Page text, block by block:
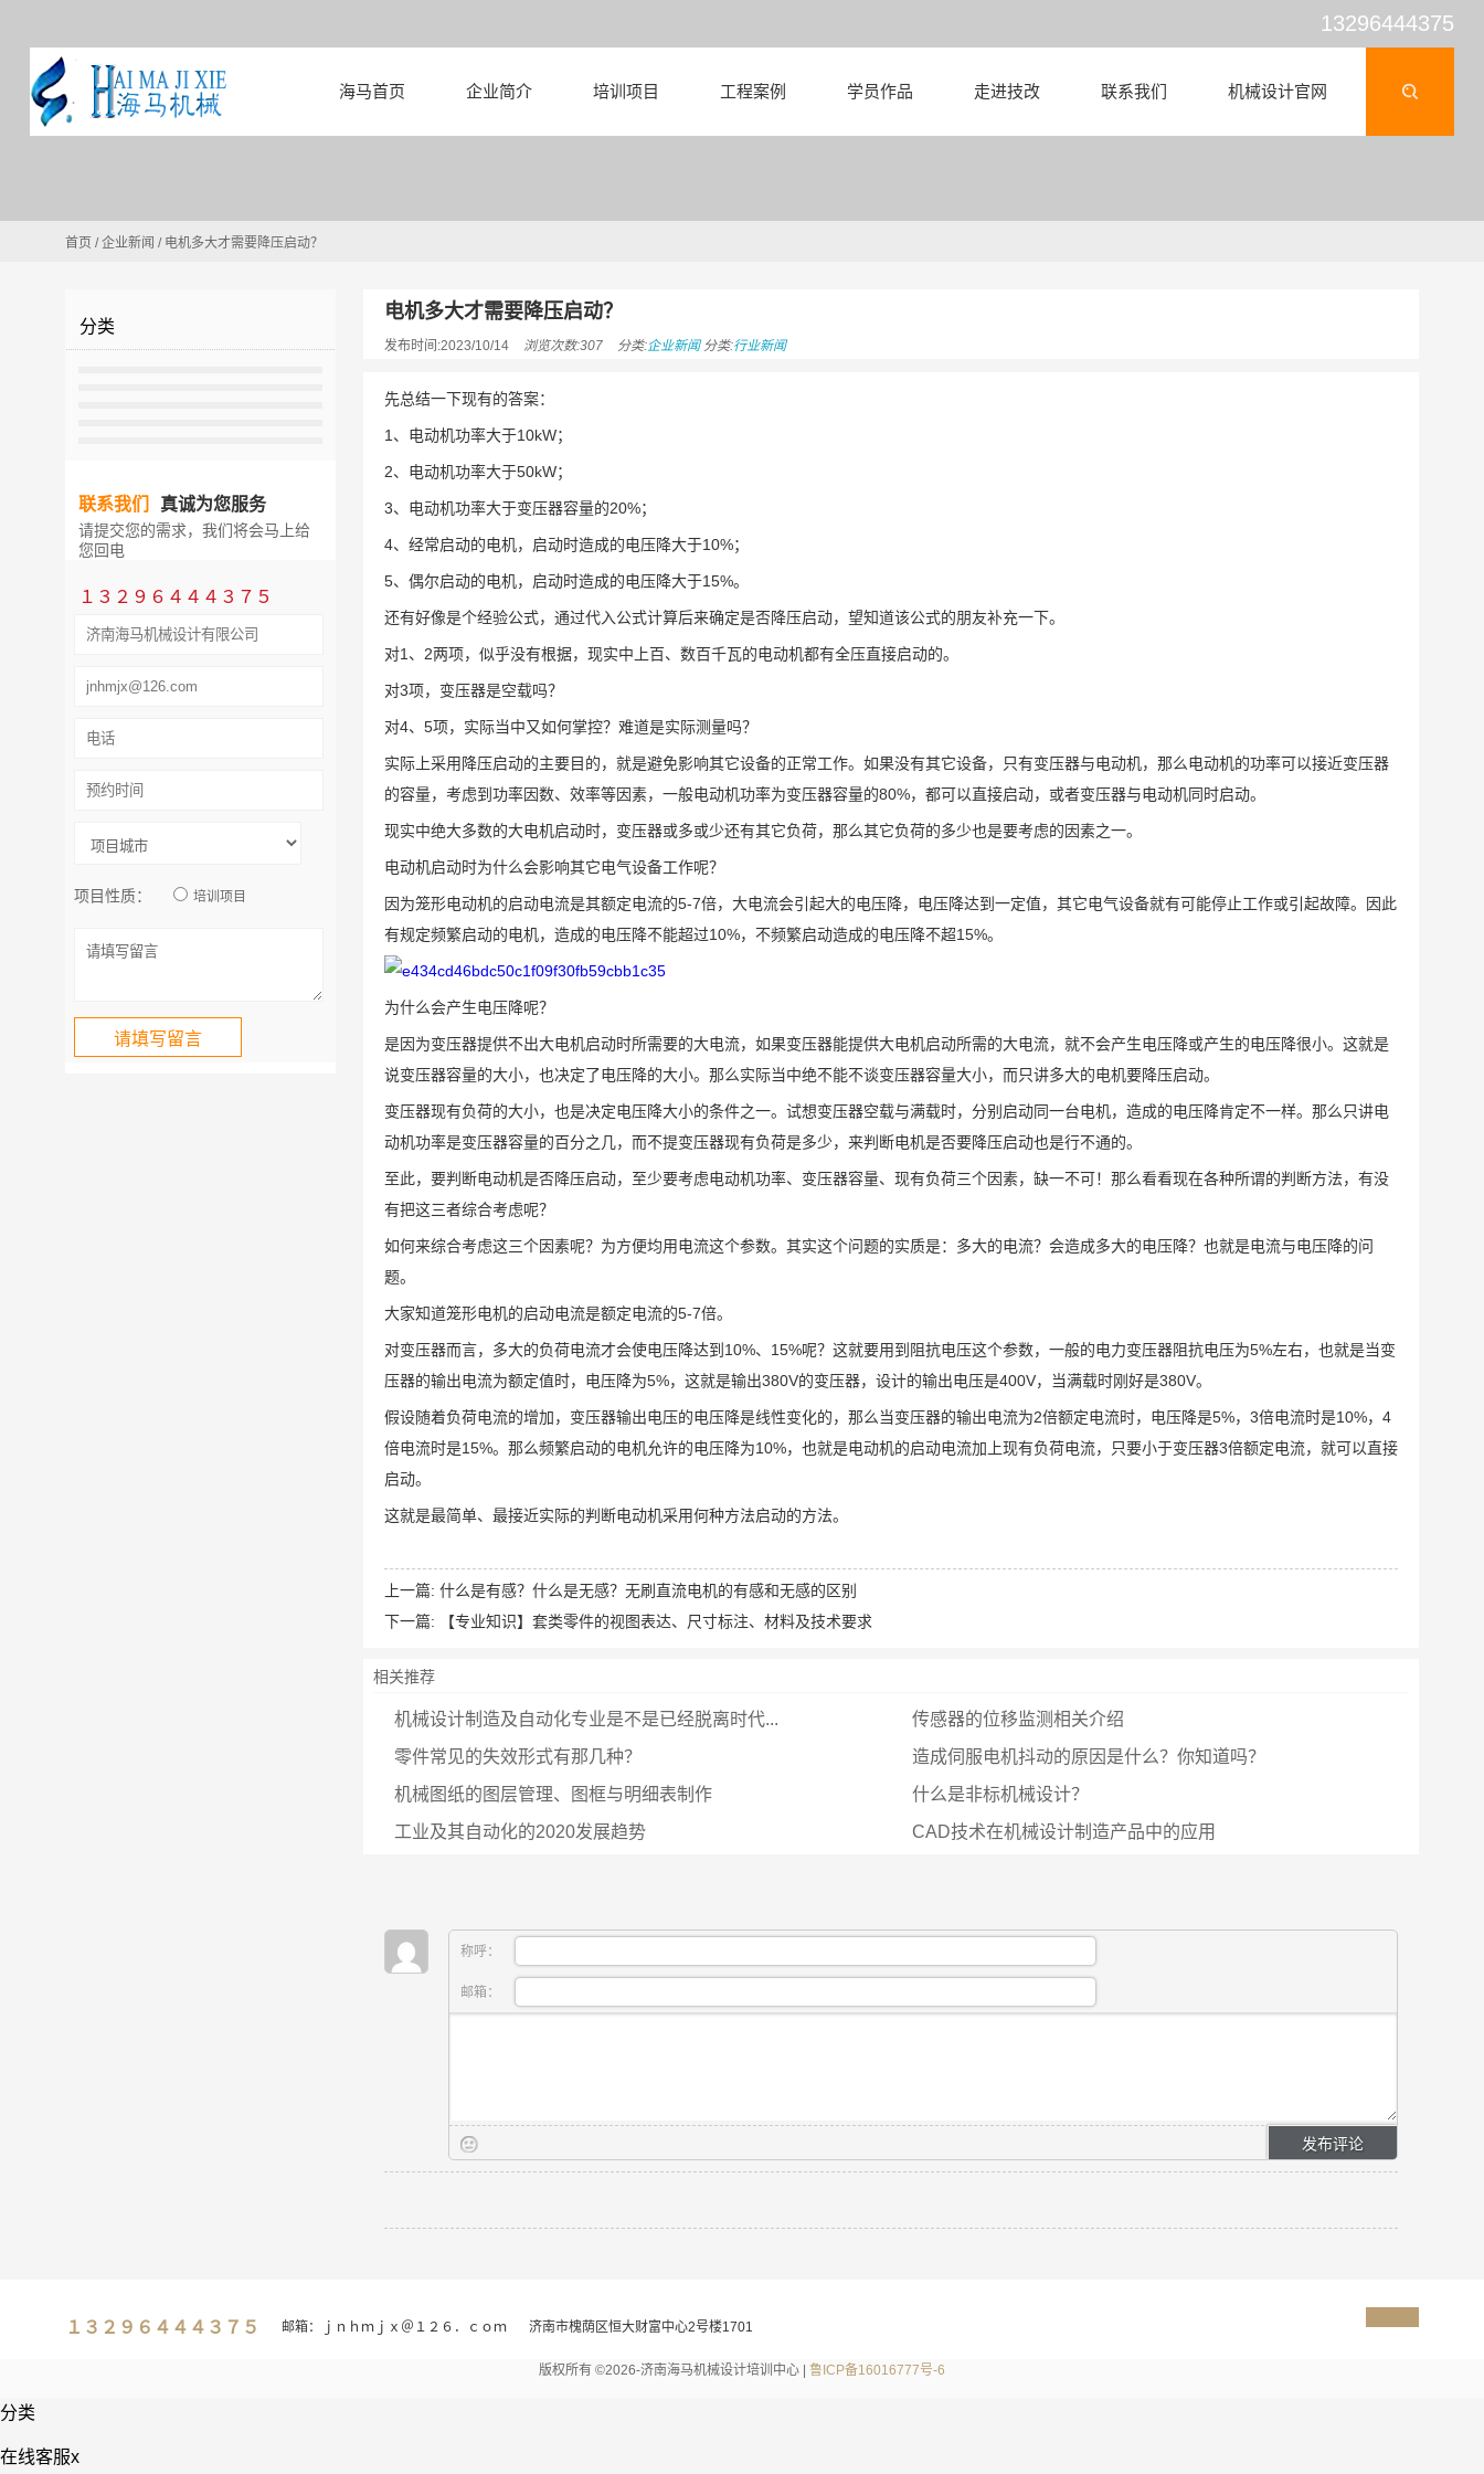
13296444375
海马首页 企业简介 培训项目 工程案例 学员作品 走进技改 联系我们 机械设计官网
首页 /企业新闻 / 电机多大才需要降压启动？
分类
联系我们 真诚为您服务
请提交您的需求，我们将会马上给
您回电
１３２９６４４４３７５
项目性质： 培训项目
电机多大才需要降压启动？
发布时间:2023/10/14 浏览次数:307 分类:企业新闻分类:行业新闻
先总结一下现有的答案：
1、电动机功率大于10kW；
2、电动机功率大于50kW；
3、电动机功率大于变压器容量的20%；
4、经常启动的电机，启动时造成的电压降大于10%；
5、偶尔启动的电机，启动时造成的电压降大于15%。
还有好像是个经验公式，通过代入公式计算后来确定是否降压启动，望知道该公式的朋友补充一下。
对1、2两项，似乎没有根据，现实中上百、数百千瓦的电动机都有全压直接启动的。
对3项，变压器是空载吗？
对4、5项，实际当中又如何掌控？难道是实际测量吗？
实际上采用降压启动的主要目的，就是避免影响其它设备的正常工作。如果没有其它设备，只有变压器与电动机，那么电动机的功率可以接近变压器
的容量，考虑到 功率因数、效率等因素，一般电动机功率为变压器容量的80%，都可以直接启动，或者变压器与电动机同时启动。
现实中绝大多数的大电机启动时，变压器或多或少还有其它负荷，那么其它负荷的多少也是要考虑的因素之一。
电动机启动时为什么会影响其它电气设备工作呢？
因为笼形电动机的启动电流是其额定电流的5-7倍，大电流会引起大的电压降，电压降达到一定值，其它电气设备就有可能停止工作或引起故障。因此
有规定频繁启动的电机，造成的电压降不能超过10%，不频繁启动造成的电压降不超15%。
为什么会产生电压降呢？
是因为变压器提供不出大电机启动时所需要的大电流，如果变压器能提供大电机启动所需的大电流，就不会产生电压降或产生的电压降很小。这就是
说变压器容量的大小，也决定了电压降的大小。那么实际当中绝不能不谈变压器容量大小，而只讲多大的电机要降压启动。
变压器现有负荷的大小，也是决定电压降大小的条件之一。试想变压器空载与满载时，分别启动同一台电机，造成的电压降肯定不一样。那么只讲电
动机功率是变压器容量的百分之几，而不提变压器现有负荷是多少，来判断电机是否要降压启动也是行不通的。
至此，要判断电动机是否降压启动，至少要考虑电动机功率、变压器容量、现有负荷三个因素，缺一不可！那么看看现在各种所谓的判断方法，有没
有把这三者综合考虑呢？
如何来综合考虑这三个因素呢？为方便均用电流这个参数。其实这个问题的实质是：多大的电流？会造成多大的电压降？也就是电流与电压降的问
题。
大家知道笼形电机的启动电流是额定电流的5-7倍。
对变压器而言，多大的负荷电流才会使电压降达到10%、15%呢？这就要用到 阻抗电压这个参数，一般的电力变压器阻抗电压为5%左右，也就是当变
压器的输出电流为额定值时，电压降为5%，这就是输出380V的变压器，设计的输出电压是400V，当满载时刚好是380V。
假设随着负荷电流的增加，变压器输出电压的电压降是线性变化的，那么当变压器的输出电流为2倍额定电流时，电压降是5%，3倍电流时是10%，4
倍电流时是15%。那么频繁启动的电机允许的电压降为10%，也就是电动机的启动电流加上现有负荷电流，只要小于变压器3倍额定电流，就可以直接
启动。
这就是最简单、最接近实际的判断电动机采用何种方法启动的方法。
上一篇: 什么是有感？什么是无感？无刷直流电机的有感和无感的区别
下一篇:
【专业知识】套类零件的视图表达、尺寸标注、材料及技术要求
相关推荐
机械设计制造及自动化专业是不是已经脱离时代...
传感器的位移监测相关介绍
零件常见的失效形式有那几种？
造成伺服电机抖动的原因是什么？你知道吗？
机械图纸的图层管理、图框与明细表制作
什么是非标机械设计？
工业及其自动化的2020发展趋势
CAD技术在机械设计制造产品中的应用
称呼：
邮箱：
１３２９６４４４３７５ 邮箱：ｊｎｈｍｊｘ＠１２６．ｃｏｍ 济南市槐荫区恒大财富中心2号楼1701
版权所有 ©2026-济南海马机械设计培训中心 | 鲁ICP备16016777号-6
分类
在线客服x